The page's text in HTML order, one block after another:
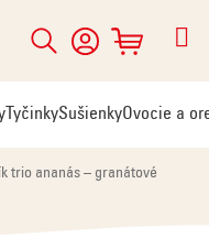
Hľadať
NÁKUPNÝ
KOŠÍK
TyčinkySušienkyOvocie a
trio ananás – granátové